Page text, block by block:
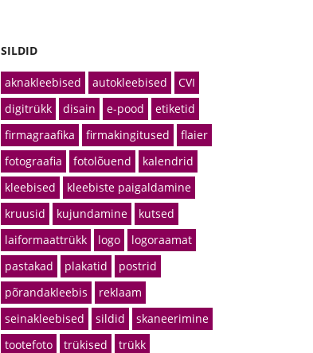
SILDID
aknakleebised autokleebised
CVI
digitrükk
disain e-pood
etiketid
firmagraafika
firmakingitused
flaier
fotograafia
fotolõuend
kalendrid
kleebised
kleebiste paigaldamine
kruusid
kujundamine
kutsed
laiformaattrükk
logo
logoraamat
pastakad
plakatid
postrid
põrandakleebis
reklaam
seinakleebised
sildid
skaneerimine
tootefoto
trükised
trükk